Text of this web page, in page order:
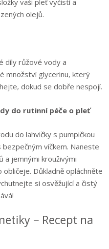
vaši pleť vyčistí a
olejů.
díly růžové vody a
množství glycerinu, který
dokud se dobře nespojí.
do rutinní péče o pleť
do lahvičky s pumpičkou
víčkem. Naneste
a jemnými krouživými
Důkladně opláchněte
si osvěžující a čistý
– Recept na